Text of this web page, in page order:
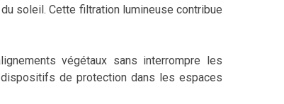
soleil. Cette filtration lumineuse contribue
végétaux sans interrompre les
dispositifs de protection dans les espaces